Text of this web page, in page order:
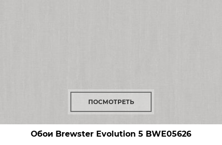
ПОСМОТРЕТЬ
Обои Brewster Evolution 5 BWE05626